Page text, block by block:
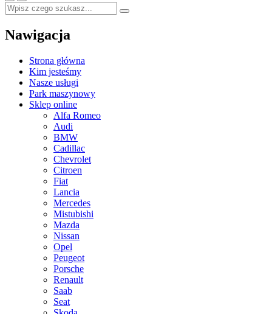
Nawigacja
Strona główna
Kim jesteśmy
Nasze usługi
Park maszynowy
Sklep online
Alfa Romeo
Audi
BMW
Cadillac
Chevrolet
Citroen
Fiat
Lancia
Mercedes
Mistubishi
Mazda
Nissan
Opel
Peugeot
Porsche
Renault
Saab
Seat